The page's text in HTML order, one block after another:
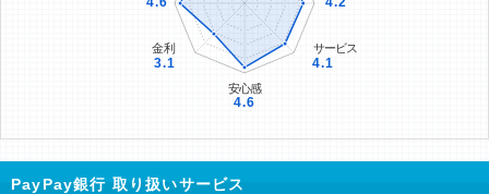
PayPay銀行 取り扱いサービス